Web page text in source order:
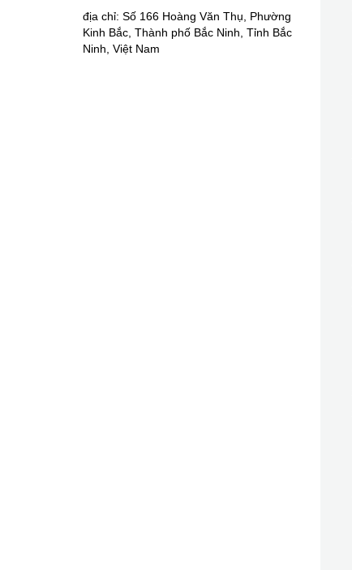
địa chỉ: Số 166 Hoàng Văn Thụ, Phường
Kinh Bắc, Thành phố Bắc Ninh, Tỉnh Bắc
Ninh, Việt Nam